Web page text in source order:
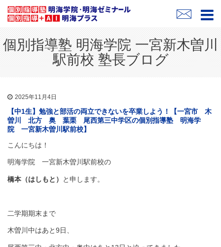
個別指導塾 明海学院 一宮新木曽川
駅前校 塾長ブログ
2025年11月4日
【中1生】勉強と部活の両立できないを卒業しよう！【一宮市 木
曽川 北方 奥 葉栗 尾西第三中学区の個別指導塾 明海学
院 一宮新木曽川駅前校】
こんにちは！
明海学院 一宮新木曽川駅前校の
橋本（はしもと） と申します。
二学期期末まで
木曽川中はあと9日、